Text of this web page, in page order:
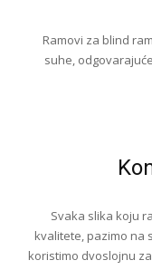
Ramovi za blind
suhe,
Svaka slika koju
kvalitete, pazimo na
koristimo dvoslojnu